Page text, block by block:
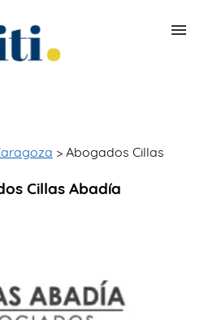
> Abogados Cillas
Cillas Abadía